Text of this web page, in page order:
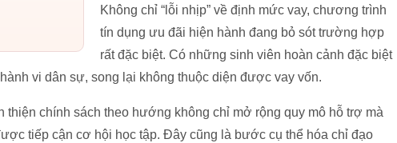
Không chỉ “lỗi nhịp” về định mức vay, chương trình
tín dụng ưu đãi hiện hành đang bỏ sót trường hợp
rất đặc biệt. Có những sinh viên hoàn cảnh đặc biệt
vi dân sự, song lại không thuộc diện được vay vốn.
thiện chính sách theo hướng không chỉ mở rộng quy mô hỗ trợ mà
tiếp cận cơ hội học tập. Đây cũng là bước cụ thể hóa chỉ đạo